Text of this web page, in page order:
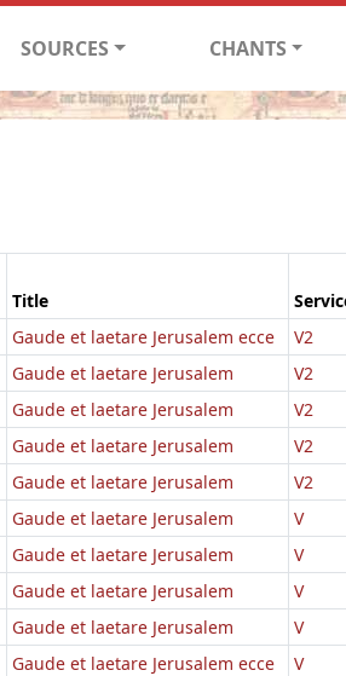
SOURCES CHANTS
Title
Gaude et laetare Jerusalem ecce V2
Gaude et laetare Jerusalem V2
Gaude et laetare Jerusalem V2
Gaude et laetare Jerusalem V2
Gaude et laetare Jerusalem V2
Gaude et laetare Jerusalem V
Gaude et laetare Jerusalem V
Gaude et laetare Jerusalem V
Gaude et laetare Jerusalem V
Gaude et laetare Jerusalem ecce V